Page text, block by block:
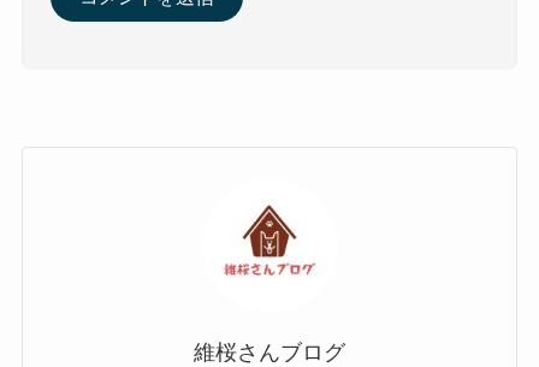
維桜さんブログ